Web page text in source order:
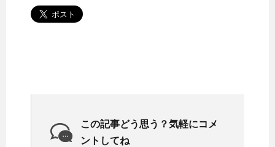
この記事どう思う？気軽にコメ
ントしてね